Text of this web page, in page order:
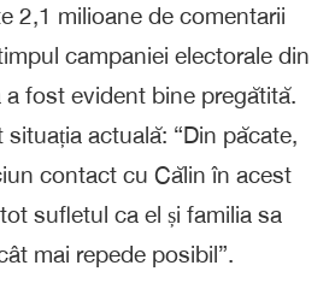
2,1 milioane de comentarii
campaniei electorale din
fost evident bine pregătită.
actuală: “Din păcate,
contact cu Călin în acest
sufletul ca el și familia sa
mai repede posibil”.